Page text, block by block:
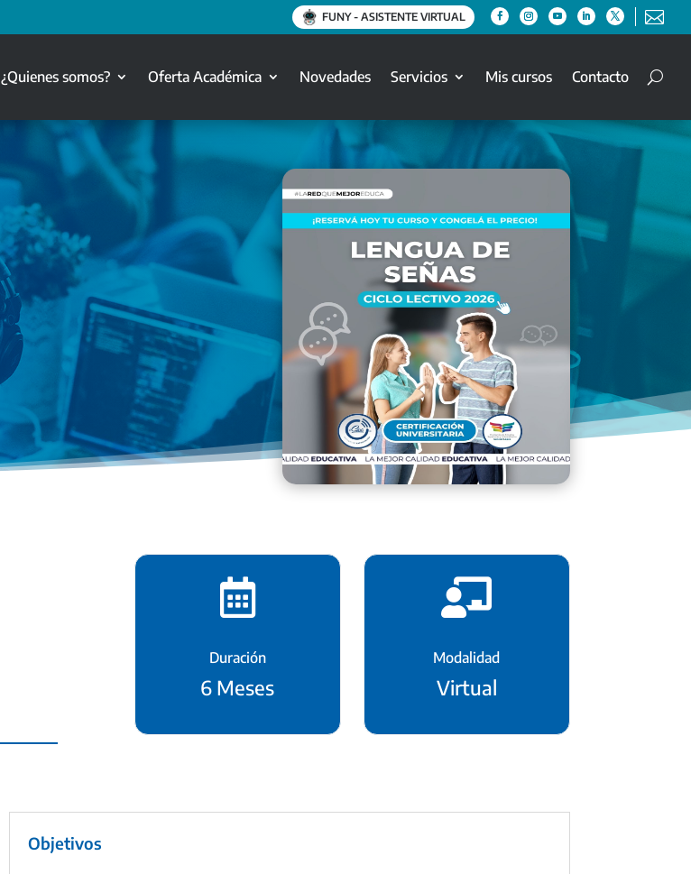
FUNY - ASISTENTE VIRTUAL 
¿Quienes somos? Oferta Académica Novedades Servicios Mis cursos Contacto

Duración
6 Meses

Modalidad
Virtual
Objetivos